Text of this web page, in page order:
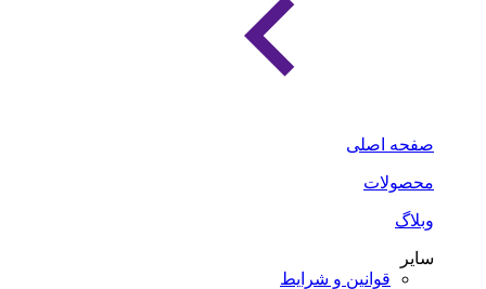
صفحه اصلی
محصولات
وبلاگ
سایر
قوانین و شرایط